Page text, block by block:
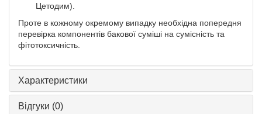
Цетодим).
Проте в кожному окремому випадку необхідна попередня
перевірка компонентів бакової суміші на сумісність та
фітотоксичність.
Характеристики
Відгуки (0)